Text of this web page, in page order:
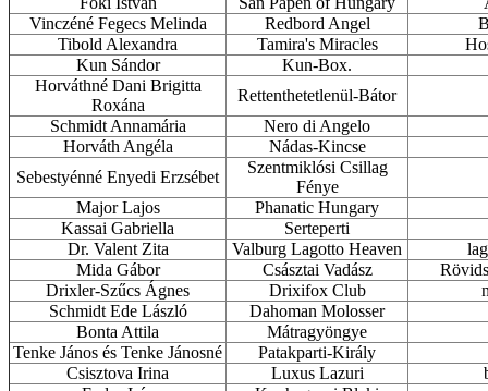
Vinczéné Fegecs Melinda
Redbord Angel
Tibold Alexandra
Tamira's Miracles
Kun Sándor
Kun-Box.
Horváthné Dani Brigitta
Roxána
Rettenthetetlenül-Bátor
Schmidt Annamária
Nero di Angelo
Horváth Angéla
Nádas-Kincse
Sebestyénné Enyedi Erzsébet
Szentmiklósi Csillag
Fénye
Major Lajos
Phanatic Hungary
Kassai Gabriella
Serteperti
Dr. Valent Zita
Valburg Lagotto Heaven
Mida Gábor
Császtai Vadász
Drixler-Szűcs Ágnes
Drixifox Club
Schmidt Ede László
Dahoman Molosser
Bonta Attila
Mátragyöngye
Tenke János és Tenke Jánosné
Patakparti-Király
Csisztova Irina
Luxus Lazuri